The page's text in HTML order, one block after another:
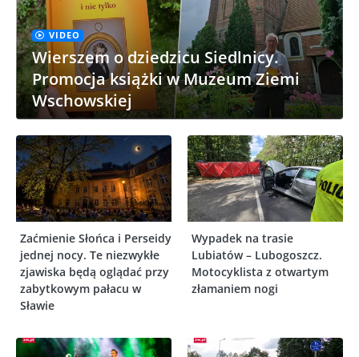
VIDEO
Wierszem o dziedzicu Siedlnicy.
Promocja książki w Muzeum Ziemi
Wschowskiej
Zaćmienie Słońca i Perseidy
jednej nocy. Te niezwykłe
zjawiska będą oglądać przy
zabytkowym pałacu w
Sławie
Wypadek na trasie
Lubiatów – Lubogoszcz.
Motocyklista z otwartym
złamaniem nogi